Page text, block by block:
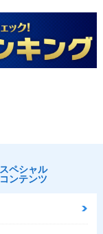
スペシャル
コンテンツ